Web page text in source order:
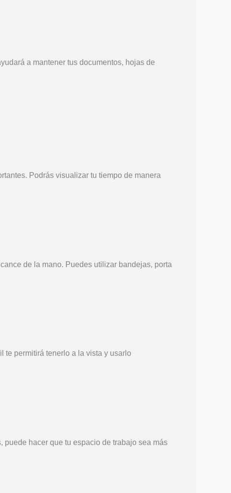
a mantener tus documentos, hojas de
Podrás visualizar tu tiempo de manera
de la mano. Puedes utilizar bandejas, porta
te permitirá tenerlo a la vista y usarlo
hacer que tu espacio de trabajo sea más